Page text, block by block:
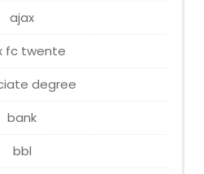
ajax
fc twente
degree
bank
bbl